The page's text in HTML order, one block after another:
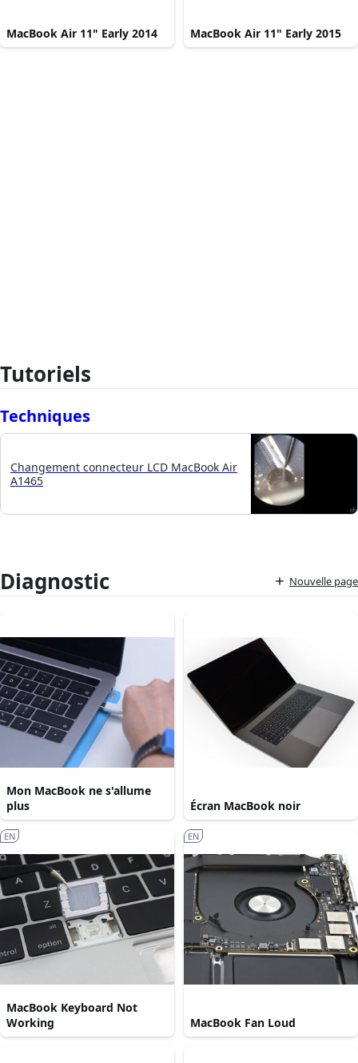
MacBook Air 11" Early 2014 MacBook Air 11" Early 2015
Tutoriels
Techniques
Changement connecteur LCD MacBook Air
A1465
Diagnostic Nouvelle page
Mon MacBook ne s'allume
plus
Écran MacBook noir
MacBook Keyboard Not
Working
EN
MacBook Fan Loud
EN